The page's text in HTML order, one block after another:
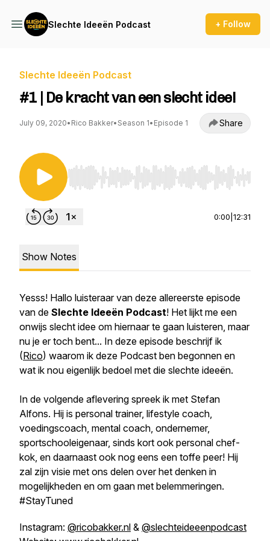
Slechte Ideeën Podcast + Follow
Slechte Ideeën Podcast
#1 | De kracht van een slecht idee!
July 09, 2020• Rico Bakker• Season 1• Episode 1 Share
Use Left/Right to seek, Home/End to jump to
0:00 12:31
Show Notes
Yesss! Hallo luisteraar van deze allereerste episode
van de Slechte Ideeën Podcast! Het lijkt me een
onwijs slecht idee om hiernaar te gaan luisteren, maar
nu je er toch bent... In deze episode beschrijf ik
(Rico) waarom ik deze Podcast ben begonnen en
wat ik nou eigenlijk bedoel met die slechte ideeën.
In de volgende aflevering spreek ik met Stefan
Alfons. Hij is personal trainer, lifestyle coach,
voedingscoach, mental coach, ondernemer,
sportschooleigenaar, sinds kort ook personal chef-
kok, en daarnaast ook nog eens een toffe peer! Hij
zal zijn visie met ons delen over het denken in
mogelijkheden en om gaan met belemmeringen.
#StayTuned
Instagram: @ricobakker.nl & @slechteideeenpodcast